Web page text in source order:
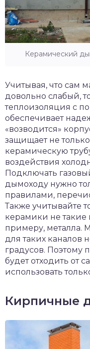
Керамический
Учитывая, что сам
довольно слабый,
теплоизоляция с
обеспечивает
«возводится»
защищает не
керамическую
воздействия
Подключать
дымоходу нужно
правилами,
Также учитывайте
керамики не такие
примеру, металла.
для таких каналов
градусов. Поэтому
будет отходить от
использовать
Кирпичные